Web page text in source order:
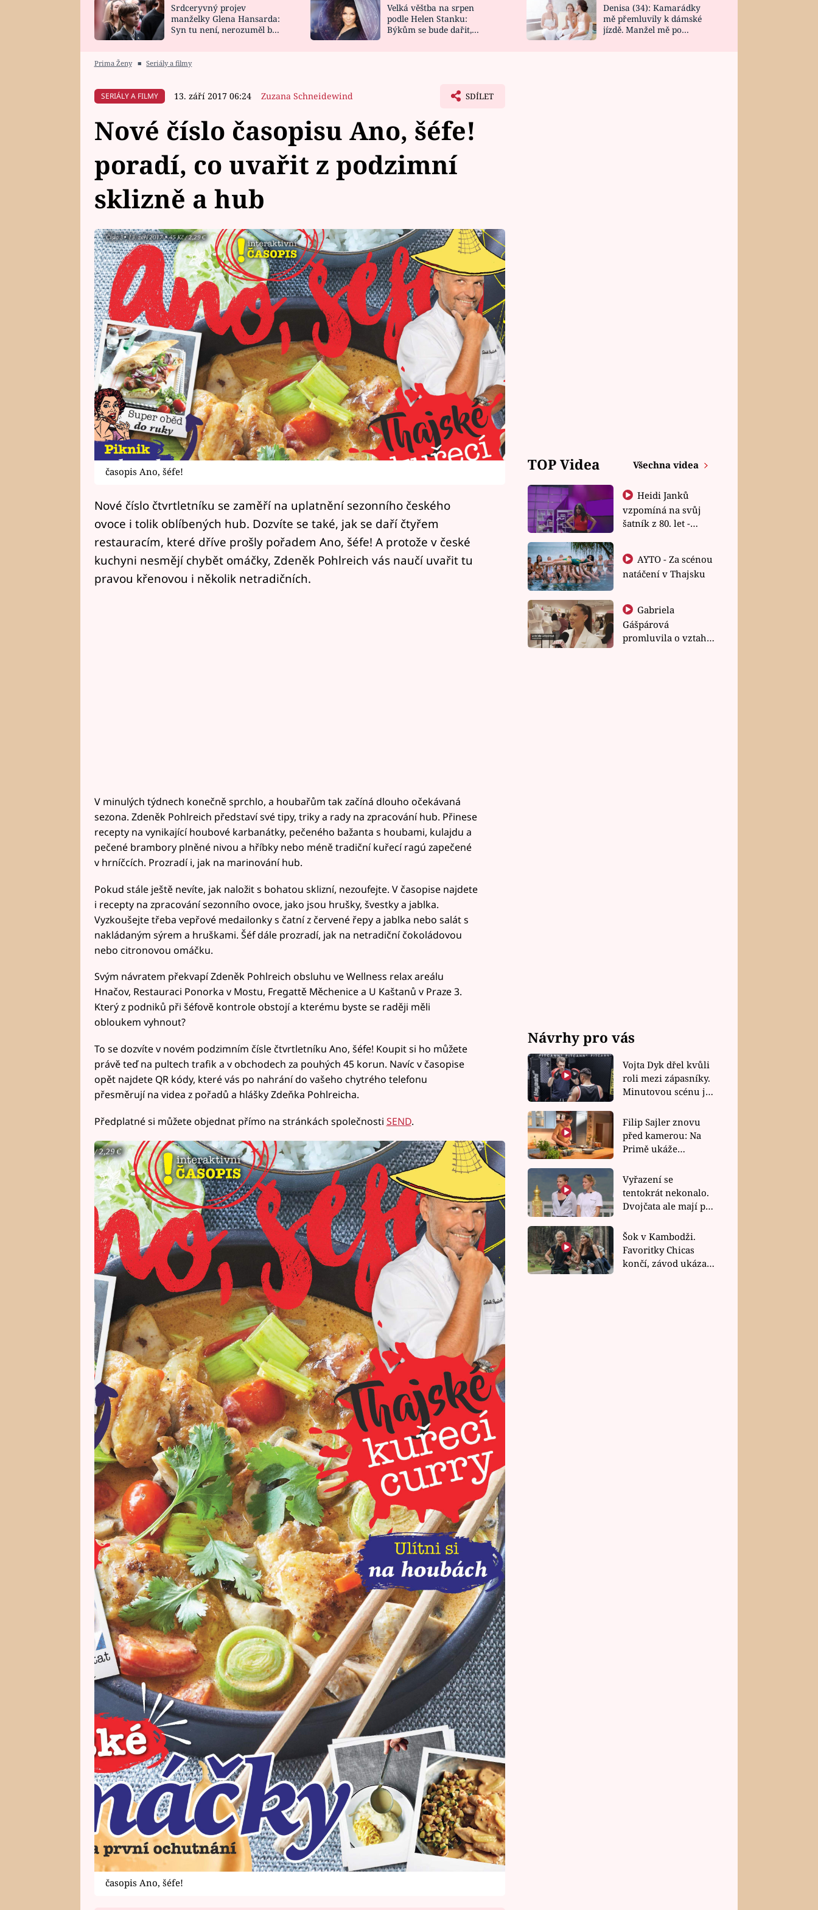
HOROSKOP NA
CELEBRITY
VAŘENÍ
NOVINKY
VIDEORECEPTY
DESIGN
Srdceryvný projev
manželky Glena Hansarda:
Syn tu není, nerozuměl by
Velká věštba na srpen
podle Helen Stanku:
Býkům se bude dařit,
Denisa (34): Kamarádky
mě přemluvily k dámské
jízdě. Manžel mě po
Prima Ženy ■ Seriály a filmy
SERIÁLY A FILMY 13. září 2017 06:24 Zuzana Schneidewind SDÍLET
Nové číslo časopisu Ano, šéfe!
poradí, co uvařit z podzimní
sklizně a hub
časopis Ano, šéfe!
Nové číslo čtvrtletníku se zaměří na uplatnění sezonního českého
ovoce i tolik oblíbených hub. Dozvíte se také, jak se daří čtyřem
restauracím, které dříve prošly pořadem Ano, šéfe! A protože v české
kuchyni nesmějí chybět omáčky, Zdeněk Pohlreich vás naučí uvařit tu
pravou křenovou i několik netradičních.
V minulých týdnech konečně sprchlo, a houbařům tak začíná dlouho očekávaná
sezona. Zdeněk Pohlreich představí své tipy, triky a rady na zpracování hub. Přinese
recepty na vynikající houbové karbanátky, pečeného bažanta s houbami, kulajdu a
pečené brambory plněné nivou a hříbky nebo méně tradiční kuřecí ragú zapečené
v hrníčcích. Prozradí i, jak na marinování hub.
Pokud stále ještě nevíte, jak naložit s bohatou sklizní, nezoufejte. V časopise najdete
i recepty na zpracování sezonního ovoce, jako jsou hrušky, švestky a jablka.
Vyzkoušejte třeba vepřové medailonky s čatní z červené řepy a jablka nebo salát s
nakládaným sýrem a hruškami. Šéf dále prozradí, jak na netradiční čokoládovou
nebo citronovou omáčku.
Svým návratem překvapí Zdeněk Pohlreich obsluhu ve Wellness relax areálu
Hnačov, Restauraci Ponorka v Mostu, Fregattě Měchenice a U Kaštanů v Praze 3.
Který z podniků při šéfově kontrole obstojí a kterému byste se raději měli
obloukem vyhnout?
To se dozvíte v novém podzimním čísle čtvrtletníku Ano, šéfe! Koupit si ho můžete
právě teď na pultech trafik a v obchodech za pouhých 45 korun. Navíc v časopise
opět najdete QR kódy, které vás po nahrání do vašeho chytrého telefonu
přesměrují na videa z pořadů a hlášky Zdeňka Pohlreicha.
Předplatné si můžete objednat přímo na stránkách společnosti SEND.
časopis Ano, šéfe!
TOP Videa Všechna videa
Heidi Janků
vzpomíná na svůj
šatník z 80. let -
natáčení v Thajsku
Gabriela
Gášpárová
promluvila o vztahu
Návrhy pro vás
Vojta Dyk dřel kvůli
roli mezi zápasníky.
Minutovou scénu jel
Filip Sajler znovu
před kamerou: Na
Primě ukáže
rychlé recepty
Vyřazení se
tentokrát nekonalo.
Dvojčata ale mají po
závodu nůž na krku
Šok v Kambodži.
Favoritky Chicas
končí, závod ukázal